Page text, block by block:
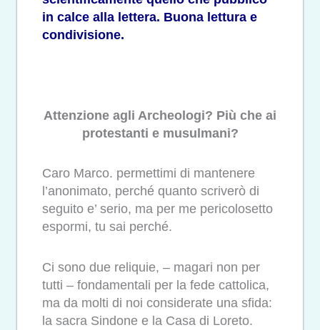
in calce alla lettera. Buona lettura e
condivisione.
Attenzione agli Archeologi? Più che ai
protestanti e musulmani?
Caro Marco. permettimi di mantenere
l’anonimato, perché quanto scriverò di
seguito e’ serio, ma per me pericolosetto
espormi, tu sai perché.
Ci sono due reliquie, – magari non per
tutti – fondamentali per la fede cattolica,
ma da molti di noi considerate una sfida:
la sacra Sindone e la Casa di Loreto.